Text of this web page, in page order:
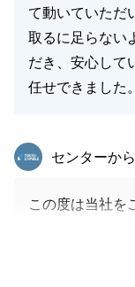
て動いていただ
取るに足らない
だき、安心して
任せできました。
東急リバブル
センターか
この度は当社を
が、無事にお引